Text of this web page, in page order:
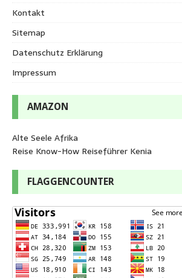
Kontakt
Sitemap
Datenschutz Erklärung
Impressum
AMAZON
Alte Seele Afrika
Reise Know-How Reiseführer Kenia
FLAGGENCOUNTER